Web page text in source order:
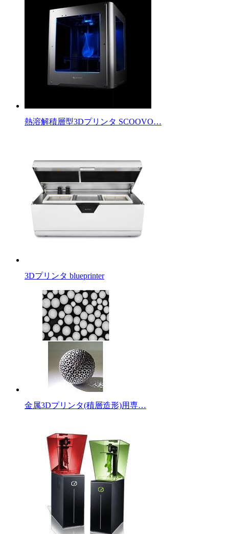
熱溶解積層型3Dプリンタ SCOOVO…
3Dプリンタ blueprinter
金属3Dプリンタ(積層造形)用専…